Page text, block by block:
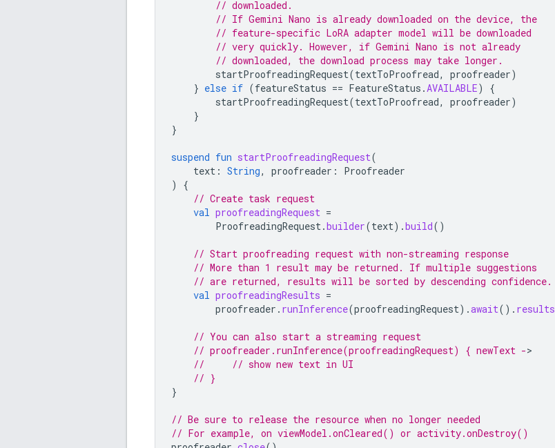
// downloaded.
// If Gemini Nano is already downloaded on the device, the
// feature-specific LoRA adapter model will be downloaded
// very quickly. However, if Gemini Nano is not already
// downloaded, the download process may take longer.
startProofreadingRequest(textToProofread, proofreader)
} else if (featureStatus == FeatureStatus .AVAILABLE)
{
startProofreadingRequest(textToProofread, proofreader)
}
}
suspend fun startProofreadingRequest(
text : String, proofreader :
Proofreader
)
{
// Create task request
val proofreadingRequest =
ProofreadingRequest.builder(text).build()
// Start proofreading request with non-streaming response
// More than 1 result may be returned. If multiple suggestions
// are returned, results will be sorted by descending confidence.
val proofreadingResults =
proofreader . runInference(proofreadingRequest).await(). results
// You can also start a streaming request
// proofreader.runInference(proofreadingRequest) { newText -
//     // show new text in UI
// }
}
// Be sure to release the resource when no longer needed
// For example, on viewModel.onCleared() or activity.onDestroy()